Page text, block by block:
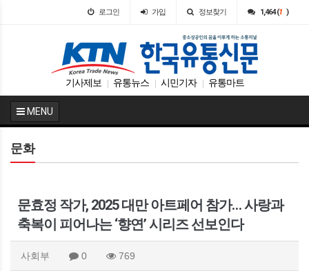
로그인 가입 정보찾기 1,464 (1 )
기사제보 유통뉴스 시민기자 유통마트
MENU
문화
문효정 작가, 2025 대만 아트페어 참가… 사랑과
축복이 피어나는 ‘향연’ 시리즈 선보인다
사회부 0 769